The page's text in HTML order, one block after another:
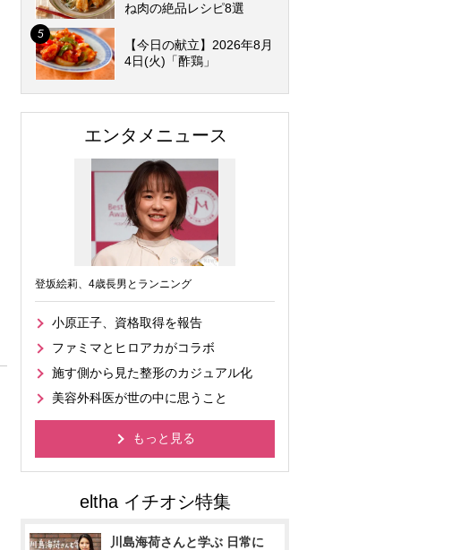
ね肉の絶品レシピ8選
【今日の献立】2026年8月
4日(火)「酢鶏」
エンタメニュース
登坂絵莉、4歳長男とランニング
小原正子、資格取得を報告
ファミマとヒロアカがコラボ
施す側から見た整形のカジュアル化
美容外科医が世の中に思うこと
もっと見る
川島海荷さんと学ぶ 日常に